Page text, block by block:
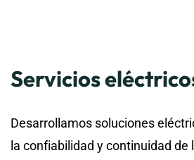
Servicios
Desarrollamos soluciones
la confiabilidad y continuidad de